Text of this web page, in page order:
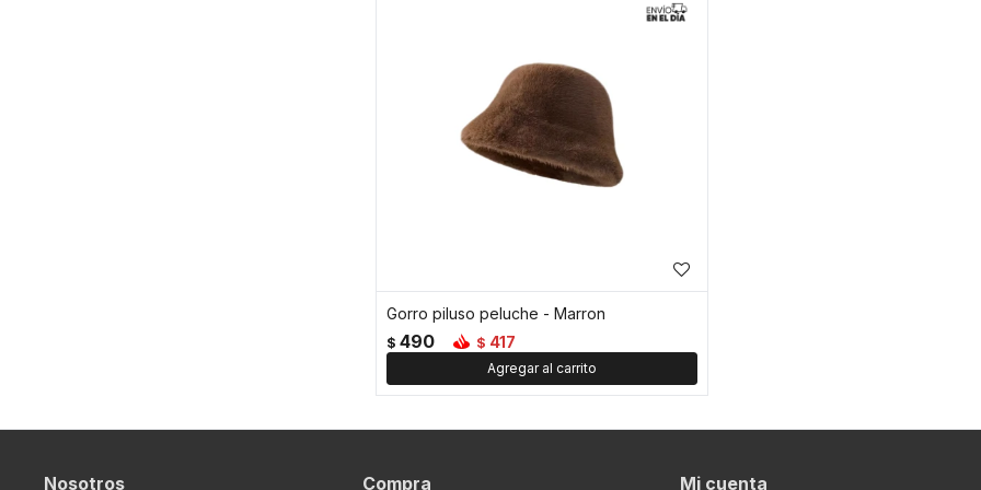
Gorro piluso peluche - Marron
$ 490 $ 417
Nosotros Compra Mi cuenta